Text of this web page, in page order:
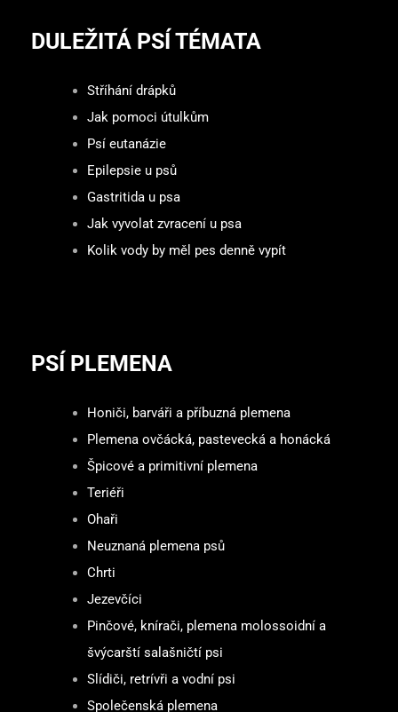
DULEŽITÁ PSÍ TÉMATA
Stříhání drápků
Jak pomoci útulkům
Psí eutanázie
Epilepsie u psů
Gastritida u psa
Jak vyvolat zvracení u psa
Kolik vody by měl pes denně vypít
PSÍ PLEMENA
Honiči, barváři a příbuzná plemena
Plemena ovčácká, pastevecká a honácká
Špicové a primitivní plemena
Teriéři
Ohaři
Neuznaná plemena psů
Chrti
Jezevčíci
Pinčové, knírači, plemena molossoidní a
švýcarští salašničtí psi
Slídiči, retrívři a vodní psi
Společenská plemena